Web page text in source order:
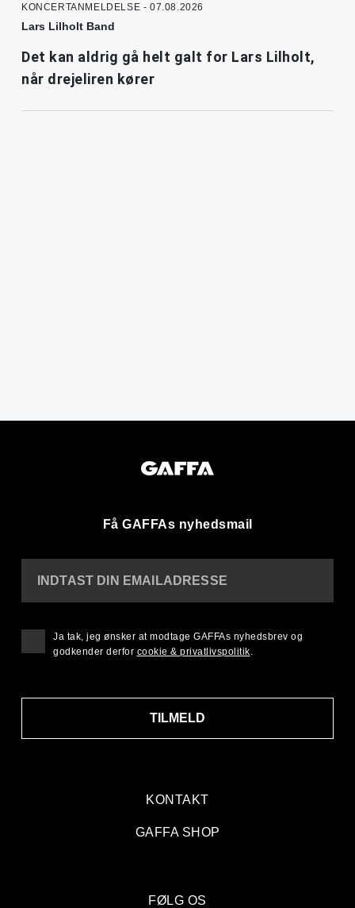
KONCERTANMELDELSE - 07.08.2026
Lars Lilholt Band
Det kan aldrig gå helt galt for Lars Lilholt,
når drejeliren kører
Få GAFFAs nyhedsmail
KONTAKT
GAFFA SHOP
INDTAST DIN EMAILADRESSE
TILMELD
Ja tak, jeg ønsker at modtage GAFFAs nyhedsbrev og
godkender derfor cookie & privatlivspolitik.
FØLG OS